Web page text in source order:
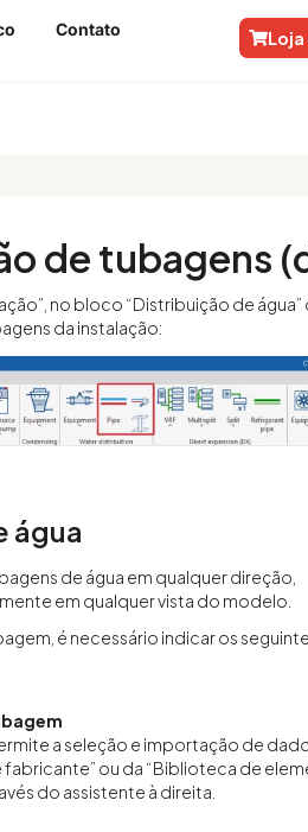
Contato
de tubagens
no bloco “Distribuição de
da instalação:
água
de água em qualquer direção,
em qualquer vista do modelo.
é necessário indicar os
a seleção e importação de
fabricante” ou da “Biblioteca de
do assistente à direita.